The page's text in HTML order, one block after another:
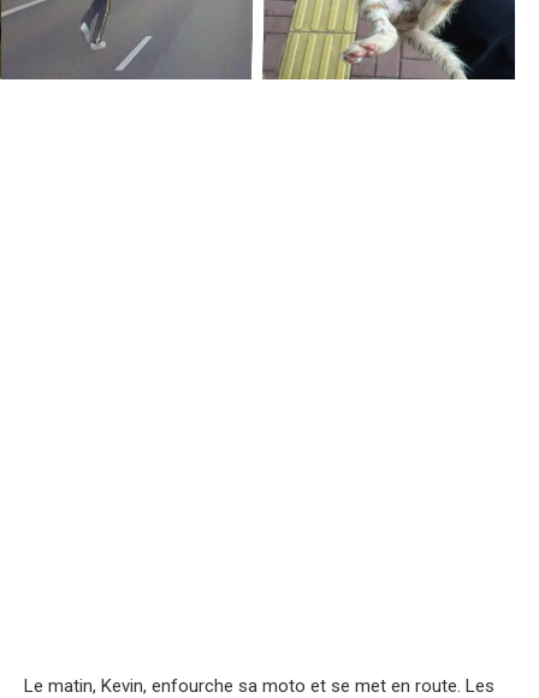
Le matin, Kevin, enfourche sa moto et se met en route. Les